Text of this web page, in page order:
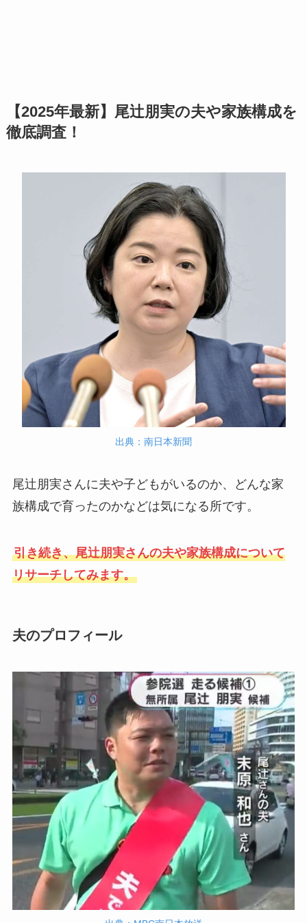
【2025年最新】尾辻朋実の夫や家族構成を
徹底調査！
出典：南日本新聞
尾辻朋実さんに夫や子どもがいるのか、どんな家
族構成で育ったのかなどは気になる所です。
引き続き、尾辻朋実さんの夫や家族構成について
リサーチしてみます。
夫のプロフィール